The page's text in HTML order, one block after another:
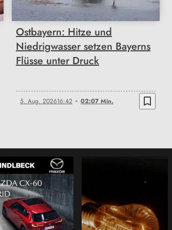
Ostbayern: Hitze und
Niedrigwasser setzen Bayerns
Flüsse unter Druck
5. Aug. 202616:42 02:07 Min. bookmark_border